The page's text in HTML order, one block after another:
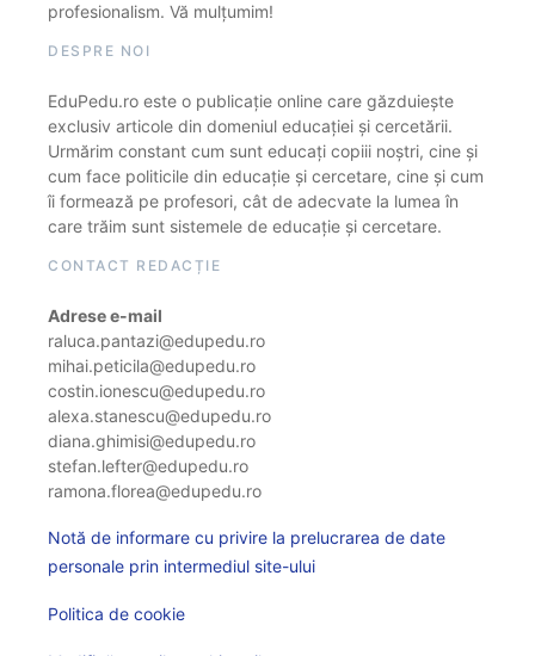
profesionalism. Vă mulțumim!
DESPRE NOI
EduPedu.ro este o publicație online care găzduiește
exclusiv articole din domeniul educației și cercetării.
Urmărim constant cum sunt educați copiii noștri, cine și
cum face politicile din educație și cercetare, cine și cum
îi formează pe profesori, cât de adecvate la lumea în
care trăim sunt sistemele de educație și cercetare.
CONTACT REDACȚIE
Adrese e-mail
raluca.pantazi@edupedu.ro
mihai.peticila@edupedu.ro
costin.ionescu@edupedu.ro
alexa.stanescu@edupedu.ro
diana.ghimisi@edupedu.ro
stefan.lefter@edupedu.ro
ramona.florea@edupedu.ro
Notă de informare cu privire la prelucrarea de date
personale prin intermediul site-ului
Politica de cookie